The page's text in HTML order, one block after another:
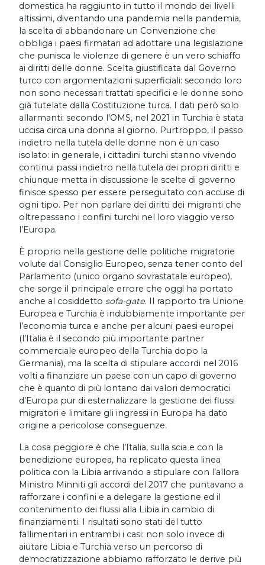
domestica ha raggiunto in tutto il mondo dei livelli
altissimi, diventando una pandemia nella pandemia,
la scelta di abbandonare un Convenzione che
obbliga i paesi firmatari ad adottare una legislazione
che punisca le violenze di genere è un vero schiaffo
ai diritti delle donne. Scelta giustificata dal Governo
turco con argomentazioni superficiali: secondo loro
non sono necessari trattati specifici e le donne sono
già tutelate dalla Costituzione turca. I dati però solo
allarmanti: secondo l'OMS, nel 2021 in Turchia è stata
uccisa circa una donna al giorno. Purtroppo, il passo
indietro nella tutela delle donne non è un caso
isolato: in generale, i cittadini turchi stanno vivendo
continui passi indietro nella tutela dei propri diritti e
chiunque metta in discussione le scelte di governo
finisce spesso per essere perseguitato con accuse di
ogni tipo. Per non parlare dei diritti dei migranti che
oltrepassano i confini turchi nel loro viaggio verso
l’Europa.
È proprio nella gestione delle politiche migratorie
volute dal Consiglio Europeo, senza tener conto del
Parlamento (unico organo sovrastatale europeo),
che sorge il principale errore che oggi ha portato
anche al cosiddetto sofa-gate. Il rapporto tra Unione
Europea e Turchia è indubbiamente importante per
l’economia turca e anche per alcuni paesi europei
(l’Italia è il secondo più importante partner
commerciale europeo della Turchia dopo la
Germania), ma la scelta di stipulare accordi nel 2016
volti a finanziare un paese con un capo di governo
che è quanto di più lontano dai valori democratici
d’Europa pur di esternalizzare la gestione dei flussi
migratori e limitare gli ingressi in Europa ha dato
origine a pericolose conseguenze.
La cosa peggiore è che l’Italia, sulla scia e con la
benedizione europea, ha replicato questa linea
politica con la Libia arrivando a stipulare con l’allora
Ministro Minniti gli accordi del 2017 che puntavano a
rafforzare i confini e a delegare la gestione ed il
contenimento dei flussi alla Libia in cambio di
finanziamenti. I risultati sono stati del tutto
fallimentari in entrambi i casi: non solo invece di
aiutare Libia e Turchia verso un percorso di
democratizzazione abbiamo rafforzato le derive più